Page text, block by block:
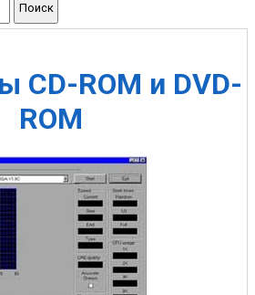
Поиск
CD-ROM и DVD-
ROM